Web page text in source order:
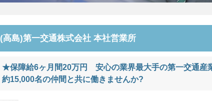
(高島)第一交通株式会社 本社営業所
★保障給6ヶ月間20万円 安心の業界最大手の第一交通産
約15,000名の仲間と共に働きませんか?